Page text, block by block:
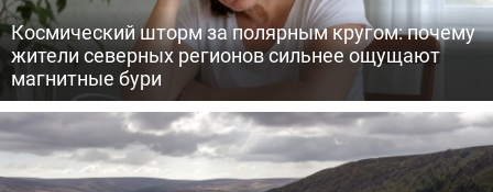
Космический шторм за полярным кругом: почему
жители северных регионов сильнее ощущают
магнитные бури